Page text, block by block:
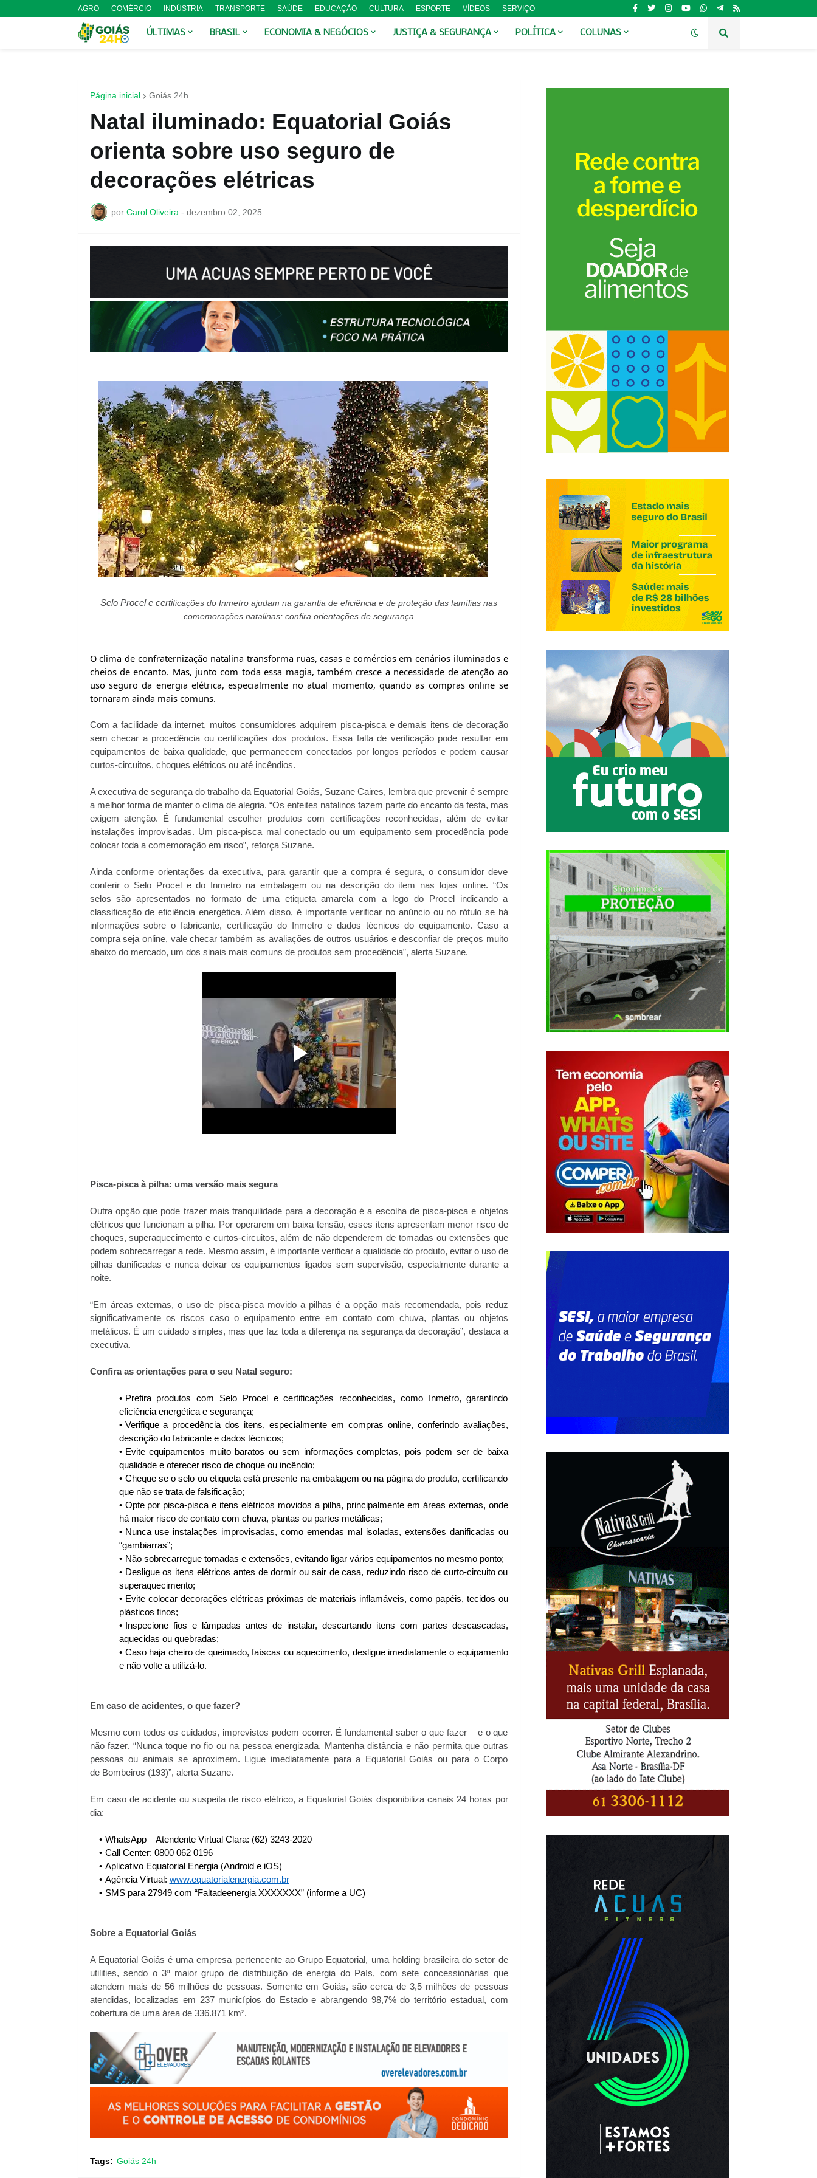
AGRO COMÉRCIO INDÚSTRIA TRANSPORTE SAÚDE EDUCAÇÃO CULTURA ESPORTE VÍDEOS SERVIÇO
ÚLTIMAS BRASIL ECONOMIA & NEGÓCIOS JUSTIÇA & SEGURANÇA POLÍTICA COLUNAS
Página inicial Goiás 24h
Natal iluminado: Equatorial Goiás
orienta sobre uso seguro de
decorações elétricas
por Carol Oliveira - dezembro 02, 2025
Selo Procel e certificações do Inmetro ajudam na garantia de eficiência e de proteção das famílias nas
comemorações natalinas; confira orientações de segurança
O clima de confraternização natalina transforma ruas, casas e comércios em cenários iluminados e
cheios de encanto. Mas, junto com toda essa magia, também cresce a necessidade de atenção ao
uso seguro da energia elétrica, especialmente no atual momento, quando as compras online se
tornaram ainda mais comuns.
Com a facilidade da internet, muitos consumidores adquirem pisca-pisca e demais itens de decoração
sem checar a procedência ou certificações dos produtos. Essa falta de verificação pode resultar em
equipamentos de baixa qualidade, que permanecem conectados por longos períodos e podem causar
curtos-circuitos, choques elétricos ou até incêndios.
A executiva de segurança do trabalho da Equatorial Goiás, Suzane Caires, lembra que prevenir é sempre
a melhor forma de manter o clima de alegria. “Os enfeites natalinos fazem parte do encanto da festa, mas
exigem atenção. É fundamental escolher produtos com certificações reconhecidas, além de evitar
instalações improvisadas. Um pisca-pisca mal conectado ou um equipamento sem procedência pode
colocar toda a comemoração em risco”, reforça Suzane.
Ainda conforme orientações da executiva, para garantir que a compra é segura, o consumidor deve
conferir o Selo Procel e do Inmetro na embalagem ou na descrição do item nas lojas online. “Os
selos são apresentados no formato de uma etiqueta amarela com a logo do Procel indicando a
classificação de eficiência energética. Além disso, é importante verificar no anúncio ou no rótulo se há
informações sobre o fabricante, certificação do Inmetro e dados técnicos do equipamento. Caso a
compra seja online, vale checar também as avaliações de outros usuários e desconfiar de preços muito
abaixo do mercado, um dos sinais mais comuns de produtos sem procedência”, alerta Suzane.
Pisca-pisca à pilha: uma versão mais segura
Outra opção que pode trazer mais tranquilidade para a decoração é a escolha de pisca-pisca e objetos
elétricos que funcionam a pilha. Por operarem em baixa tensão, esses itens apresentam menor risco de
choques, superaquecimento e curtos-circuitos, além de não dependerem de tomadas ou extensões que
podem sobrecarregar a rede. Mesmo assim, é importante verificar a qualidade do produto, evitar o uso de
pilhas danificadas e nunca deixar os equipamentos ligados sem supervisão, especialmente durante a
noite.
“Em áreas externas, o uso de pisca-pisca movido a pilhas é a opção mais recomendada, pois reduz
significativamente os riscos caso o equipamento entre em contato com chuva, plantas ou objetos
metálicos. É um cuidado simples, mas que faz toda a diferença na segurança da decoração”, destaca a
executiva.
Confira as orientações para o seu Natal seguro:
Prefira produtos com Selo Procel e certificações reconhecidas, como Inmetro, garantindo
eficiência energética e segurança;
Verifique a procedência dos itens, especialmente em compras online, conferindo avaliações,
descrição do fabricante e dados técnicos;
Evite equipamentos muito baratos ou sem informações completas, pois podem ser de baixa
qualidade e oferecer risco de choque ou incêndio;
Cheque se o selo ou etiqueta está presente na embalagem ou na página do produto, certificando
que não se trata de falsificação;
Opte por pisca-pisca e itens elétricos movidos a pilha, principalmente em áreas externas, onde
há maior risco de contato com chuva, plantas ou partes metálicas;
Nunca use instalações improvisadas, como emendas mal isoladas, extensões danificadas ou
“gambiarras”;
Não sobrecarregue tomadas e extensões, evitando ligar vários equipamentos no mesmo ponto;
Desligue os itens elétricos antes de dormir ou sair de casa, reduzindo risco de curto-circuito ou
superaquecimento;
Evite colocar decorações elétricas próximas de materiais inflamáveis, como papéis, tecidos ou
plásticos finos;
Inspecione fios e lâmpadas antes de instalar, descartando itens com partes descascadas,
aquecidas ou quebradas;
Caso haja cheiro de queimado, faíscas ou aquecimento, desligue imediatamente o equipamento
e não volte a utilizá-lo.
Em caso de acidentes, o que fazer?
Mesmo com todos os cuidados, imprevistos podem ocorrer. É fundamental saber o que fazer – e o que
não fazer. “Nunca toque no fio ou na pessoa energizada. Mantenha distância e não permita que outras
pessoas ou animais se aproximem. Ligue imediatamente para a Equatorial Goiás ou para o Corpo
de Bombeiros (193)”, alerta Suzane.
Em caso de acidente ou suspeita de risco elétrico, a Equatorial Goiás disponibiliza canais 24 horas por
dia:
WhatsApp – Atendente Virtual Clara: (62) 3243-2020
Call Center: 0800 062 0196
Aplicativo Equatorial Energia (Android e iOS)
Agência Virtual: www.equatorialenergia.com.br
SMS para 27949 com “Faltadeenergia XXXXXXX” (informe a UC)
Sobre a Equatorial Goiás
A Equatorial Goiás é uma empresa pertencente ao Grupo Equatorial, uma holding brasileira do setor de
utilities, sendo o 3º maior grupo de distribuição de energia do País, com sete concessionárias que
atendem mais de 56 milhões de pessoas. Somente em Goiás, são cerca de 3,5 milhões de pessoas
atendidas, localizadas em 237 municípios do Estado e abrangendo 98,7% do território estadual, com
cobertura de uma área de 336.871 km².
Tags: Goiás 24h